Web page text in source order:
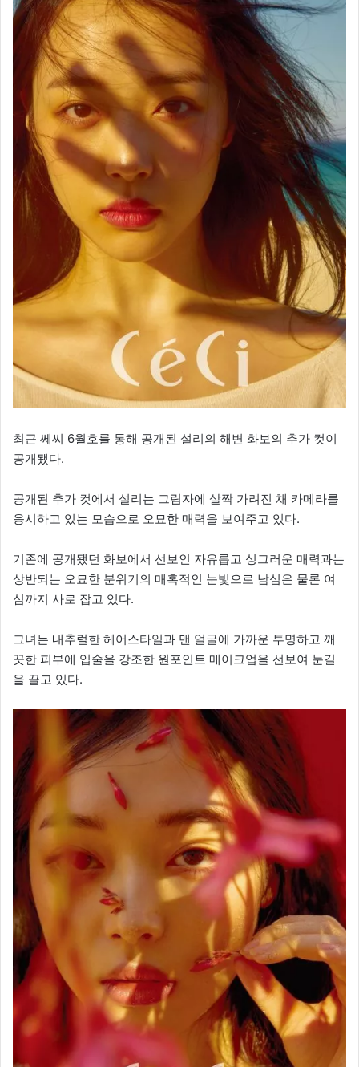
최근 쎄씨 6월호를 통해 공개된 설리의 해변 화보의 추가 컷이
공개됐다.
공개된 추가 컷에서 설리는 그림자에 살짝 가려진 채 카메라를
응시하고 있는 모습으로 오묘한 매력을 보여주고 있다.
기존에 공개됐던 화보에서 선보인 자유롭고 싱그러운 매력과는
상반되는 오묘한 분위기의 매혹적인 눈빛으로 남심은 물론 여
심까지 사로 잡고 있다.
그녀는 내추럴한 헤어스타일과 맨 얼굴에 가까운 투명하고 깨
끗한 피부에 입술을 강조한 원포인트 메이크업을 선보여 눈길
을 끌고 있다.